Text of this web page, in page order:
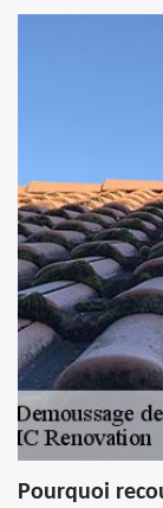
Pourquoi